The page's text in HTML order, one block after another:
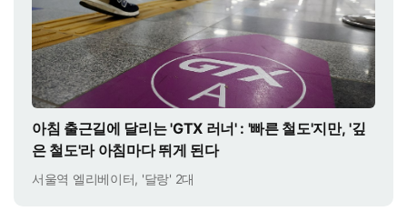
아침 출근길에 달리는 'GTX 러너' : '빠른 철도'지만, '깊
은 철도'라 아침마다 뛰게 된다
서울역 엘리베이터, '달랑' 2대